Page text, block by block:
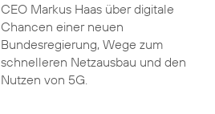
CEO Markus Haas über digitale
Chancen einer neuen
Bundesregierung, Wege zum
schnelleren Netzausbau und den
Nutzen von 5G.